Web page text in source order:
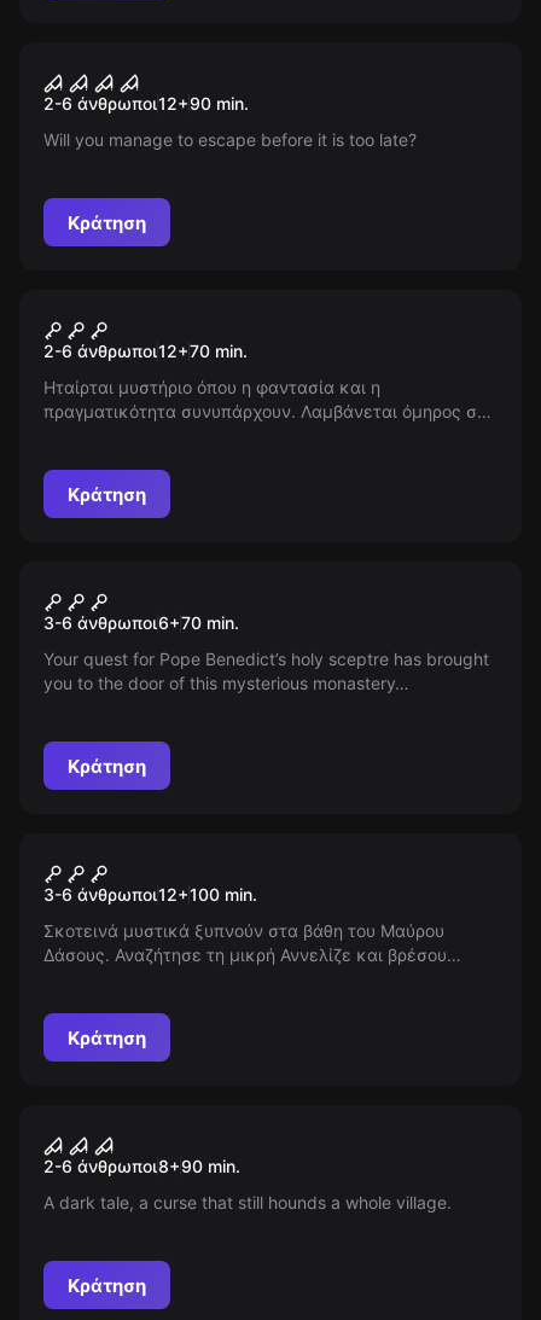
Νέος
MADHOUSE 0 (The beggining)
2-6 άνθρωποι12+90 min.
Will you manage to escape before it is too late?
Κράτηση
Upside Down
2-6 άνθρωποι12+70 min.
Ηταίρται μυστήριο όπου η φαντασία και η
πραγματικότητα συνυπάρχουν. Λαμβάνεται όμηρος σε
επιτρέπει σε υπερφυσικά πλάσματα να εισέρχονται
στον κόσμο μας. Η μοίρα του κόσμου είναι στα χέρια
Κράτηση
HOLY SECRET
3-6 άνθρωποι6+70 min.
Your quest for Pope Benedict’s holy sceptre has brought
you to the door of this mysterious monastery…
Κράτηση
Νέος
Noah
3-6 άνθρωποι12+100 min.
Σκοτεινά μυστικά ξυπνούν στα βάθη του Μαύρου
Δάσους. Αναζήτησε τη μικρή Αννελίζε και βρέσου
παρουσίες. Ποιος είναι φίλος και ποιος εχθρός;
Ανακαλύψτε την κρυμμένη αλήθεια.
Κράτηση
Νέος
The Woman in Black
2-6 άνθρωποι8+90 min.
A dark tale, a curse that still hounds a whole village.
Κράτηση